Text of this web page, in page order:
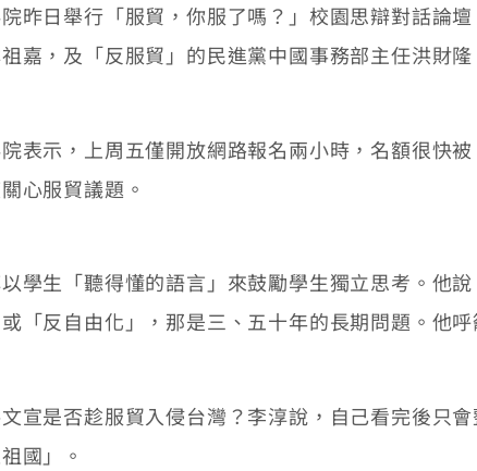
日舉行「服貿，你服了嗎？」校園思辯對話論壇
嘉，及「反服貿」的民進黨中國事務部主任洪財
示，上周五僅開放網路報名兩小時，名額很快
心服貿議題。
生「聽得懂的語言」來鼓勵學生獨立思考。他說
「反自由化」，那是三、五十年的長期問題。他
是否趁服貿入侵台灣？李淳說，自己看完後只會
國」。